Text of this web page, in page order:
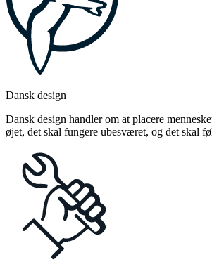
Dansk design
Dansk design handler om at placere
øjet, det skal fungere ubesværet, og det skal